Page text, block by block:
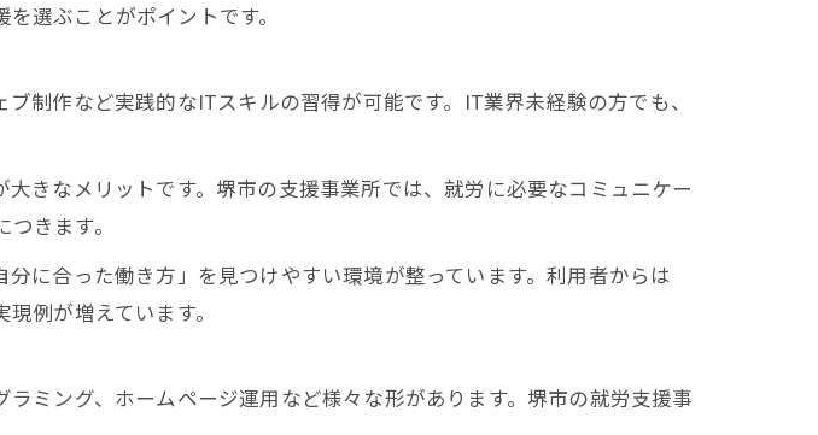
選ぶことがポイントです。
制作など実践的なITスキルの習得が可能です。IT業界未経験の方でも、
きなメリットです。堺市の支援事業所では、就労に必要なコミュニケー
きます。
に合った働き方」を見つけやすい環境が整っています。利用者からは
例が増えています。
ミング、ホームページ運用など様々な形があります。堺市の就労支援事